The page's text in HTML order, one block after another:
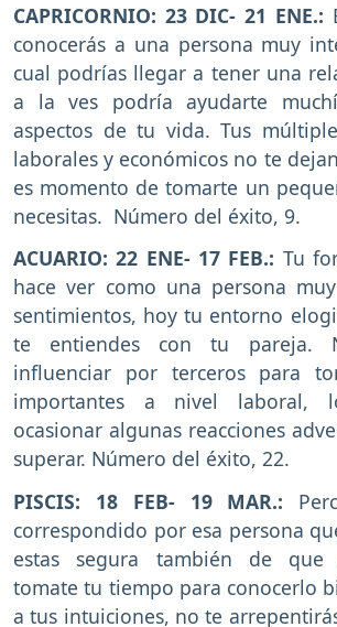
CAPRICORNIO: 23 DIC- 21 ENE.:
conocerás a una persona muy
cual podrías llegar a tener una
a la ves podría ayudarte
aspectos de tu vida. Tus
laborales y económicos no te
es momento de tomarte un
necesitas. Número del éxito, 9.
ACUARIO: 22 ENE- 17 FEB.: Tu
hace ver como una persona
sentimientos, hoy tu entorno
te entiendes con tu pareja.
influenciar por terceros para
importantes a nivel laboral,
ocasionar algunas reacciones
superar. Número del éxito, 22.
PISCIS: 18 FEB- 19 MAR.:
correspondido por esa persona
estas segura también de que
tomate tu tiempo para conocerlo
a tus intuiciones, no te